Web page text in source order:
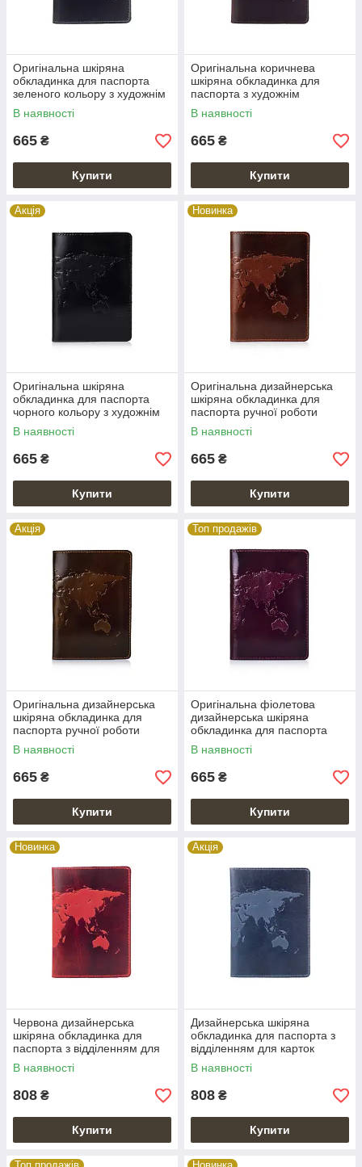
Оригінальна шкіряна
обкладинка для паспорта
зеленого кольору з художнім
тисненням "World Map"
В наявності
665 ₴
Купити
Оригінальна коричнева
шкіряна обкладинка для
паспорта з художнім
тисненням "World Map"
В наявності
665 ₴
Купити
Акція
Оригінальна шкіряна
обкладинка для паспорта
чорного кольору з художнім
тисненням "World Map"
В наявності
665 ₴
Купити
Новинка
Оригінальна дизайнерська
шкіряна обкладинка для
паспорта ручної роботи
коньячного кольору
В наявності
665 ₴
Купити
Акція
Оригінальна дизайнерська
шкіряна обкладинка для
паспорта ручної роботи
оливкового кольору
В наявності
665 ₴
Купити
Топ продажів
Оригінальна фіолетова
дизайнерська шкіряна
обкладинка для паспорта
ручної роботи
В наявності
665 ₴
Купити
Новинка
Червона дизайнерська
шкіряна обкладинка для
паспорта з відділенням для
карток, колекція "World Map"
В наявності
808 ₴
Купити
Акція
Дизайнерська шкіряна
обкладинка для паспорта з
відділенням для карток
блакитного кольору, колекція
"World Map"
В наявності
808 ₴
Купити